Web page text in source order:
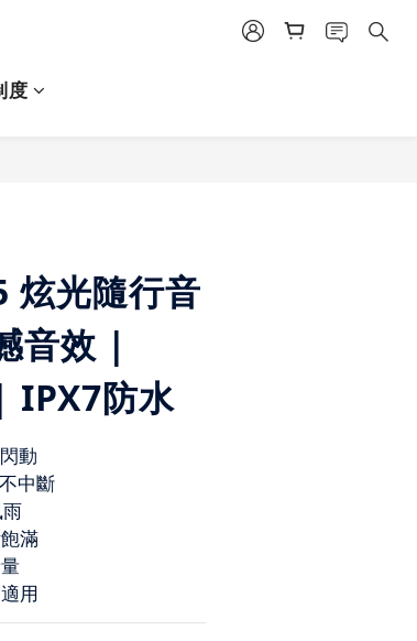
度
炫光隨行音
音效 |
IPX7防水
動
中斷
滿
用